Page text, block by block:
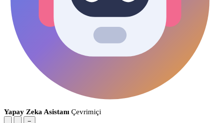
Yapay Zeka Asistanı Çevrimiçi
−